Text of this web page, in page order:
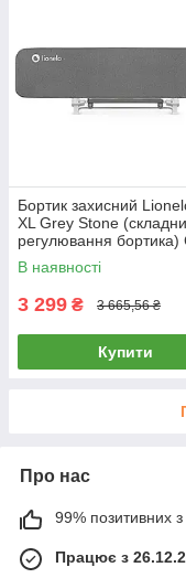
Бортик захисний
XL Grey Stone
регулювання бортика)
В наявності
3 299 ₴ 3 665,56 ₴
Купити
Про нас
99% позитивних з
Працює з